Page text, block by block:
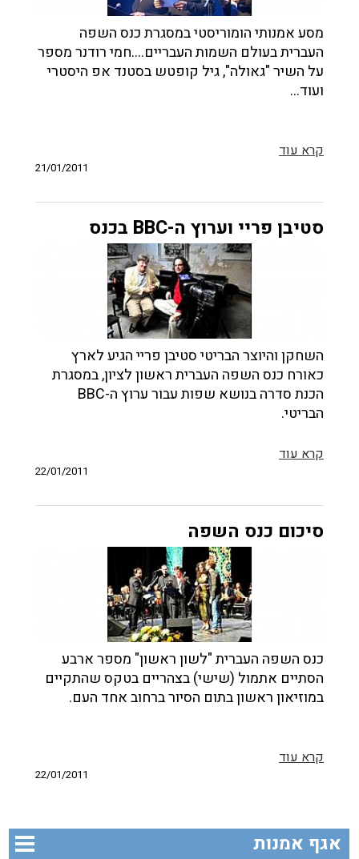
מסע אמנותי הומוריסטי במסגרת כנס השפה
העברית בעולם השמות העבריים....חמי רודנר מספר
על השיר "גאולה", גיל קופטש בסטנד אפ היסטרי
ועוד...
קרא עוד
21/01/2011
סטיבן פריי וערוץ ה-BBC בכנס
השחקן והיוצר הבריטי סטיבן פריי הגיע לארץ
כאורח כנס השפה העברית ראשון לציון, במסגרת
הכנת סדרה בנושא שפות עבור ערוץ ה-BBC
הבריטי.
קרא עוד
22/01/2011
סיכום כנס השפה
כנס השפה העברית "לשון ראשון" מספר ארבע
הסתיים אתמול (שישי) בצהריים בטקס שהתקיים
במוזיאון ראשון בתום הסיור ברחוב אחד העם.
קרא עוד
22/01/2011
אגף אמנות